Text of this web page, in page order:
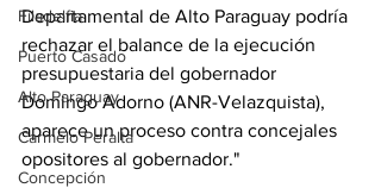
Filadelfia
Puerto Casado
Alto Paraguay
Carmelo Peralta
Concepción
Departamental de Alto Paraguay podría
rechazar el balance de la ejecución
presupuestaria del gobernador
Domingo Adorno (ANR-Velazquista),
aparece un proceso contra concejales
opositores al gobernador."